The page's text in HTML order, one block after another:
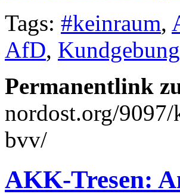
Tags: #keinraum,
AfD, Kundgebung
Permanentlink
nordost.org/9097/
bvv/
AKK-Tresen: